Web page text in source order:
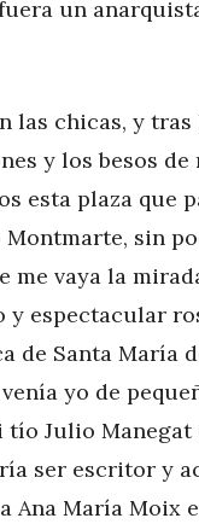
un
las chicas, y tras
y los besos de
esta plaza que
Montmarte, sin
me vaya la
y espectacular
de Santa María
yo de
tío Julio Manegat
ser escritor y
Ana María Moix